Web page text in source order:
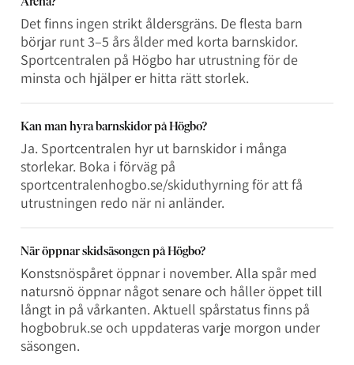
Det finns ingen strikt åldersgräns. De flesta barn
börjar runt 3–5 års ålder med korta barnskidor.
Sportcentralen på Högbo har utrustning för de
minsta och hjälper er hitta rätt storlek.
Kan man hyra barnskidor på Högbo?
Ja. Sportcentralen hyr ut barnskidor i många
storlekar. Boka i förväg på
sportcentralenhogbo.se/skiduthyrning för att få
utrustningen redo när ni anländer.
När öppnar skidsäsongen på Högbo?
Konstsnöspåret öppnar i november. Alla spår med
natursnö öppnar något senare och håller öppet till
långt in på vårkanten. Aktuell spårstatus finns på
hogbobruk.se och uppdateras varje morgon under
säsongen.